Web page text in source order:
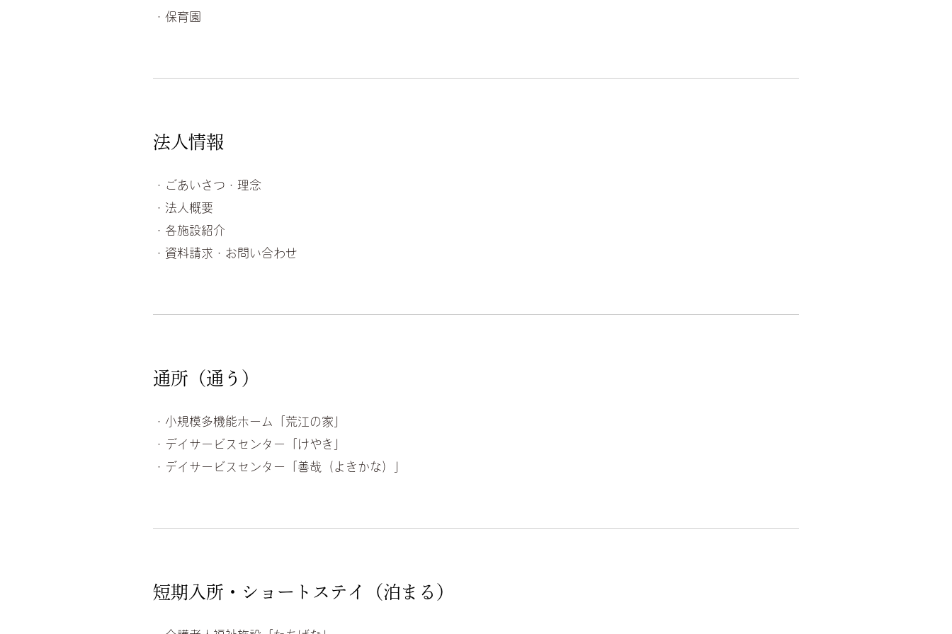
・保育園
法人情報
・ごあいさつ・理念
・法人概要
・各施設紹介
・資料請求・お問い合わせ
通所（通う）
・小規模多機能ホーム「荒江の家」
・デイサービスセンター「けやき」
・デイサービスセンター「善哉（よきかな）」
短期入所・ショートステイ（泊まる）